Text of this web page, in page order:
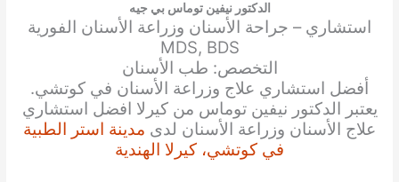
الدكتور نيفين توماس بي جيه
استشاري – جراحة الأسنان وزراعة الأسنان الفورية
MDS, BDS
التخصص: طب الأسنان
أفضل استشاري علاج وزراعة الأسنان في كوتشي.
يعتبر الدكتور نيفين توماس من كيرلا افضل استشاري
علاج الأسنان وزراعة الأسنان لدى مدينة استر الطبية
في كوتشي، كيرلا الهندية